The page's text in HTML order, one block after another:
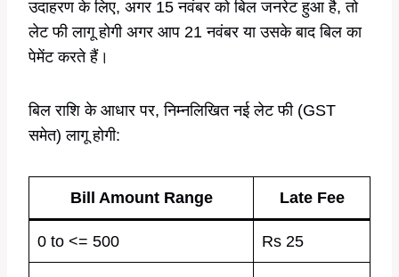
उदाहरण के लिए, अगर 15 नवंबर को बिल जनरेट हुआ है, तो
लेट फी लागू होगी अगर आप 21 नवंबर या उसके बाद बिल का
पेमेंट करते हैं।
बिल राशि के आधार पर, निम्नलिखित नई लेट फी (GST
समेत) लागू होगी:
Bill Amount Range Late Fee
0 to <= 500 Rs 25